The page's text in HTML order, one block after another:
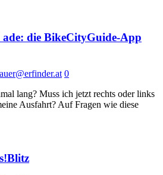
die BikeCityGuide-App
0
lang? Muss ich jetzt rechts oder links
Ausfahrt? Auf Fragen wie diese